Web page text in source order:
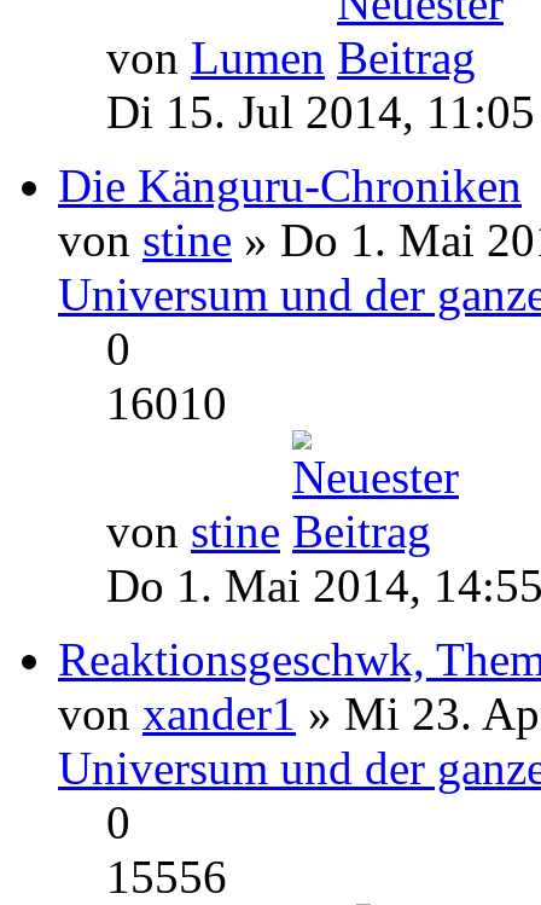
von Lumen
Di 15. Jul 2014, 11:05
Die Känguru-Chroniken
von stine » Do 1. Mai
Universum und der
0
16010
von stine
Do 1. Mai 2014,
Reaktionsgeschwk,
von xander1 » Mi 23.
Universum und der
0
15556